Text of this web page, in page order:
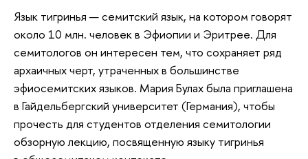
Язык тигринья — семитский язык, на котором говорят
около 10 млн. человек в Эфиопии и Эритрее. Для
семитологов он интересен тем, что сохраняет ряд
архаичных черт, утраченных в большинстве
эфиосемитских языков. Мария Булах была приглашена
в Гайдельбергский университет (Германия), чтобы
прочесть для студентов отделения семитологии
обзорную лекцию, посвященную языку тигринья